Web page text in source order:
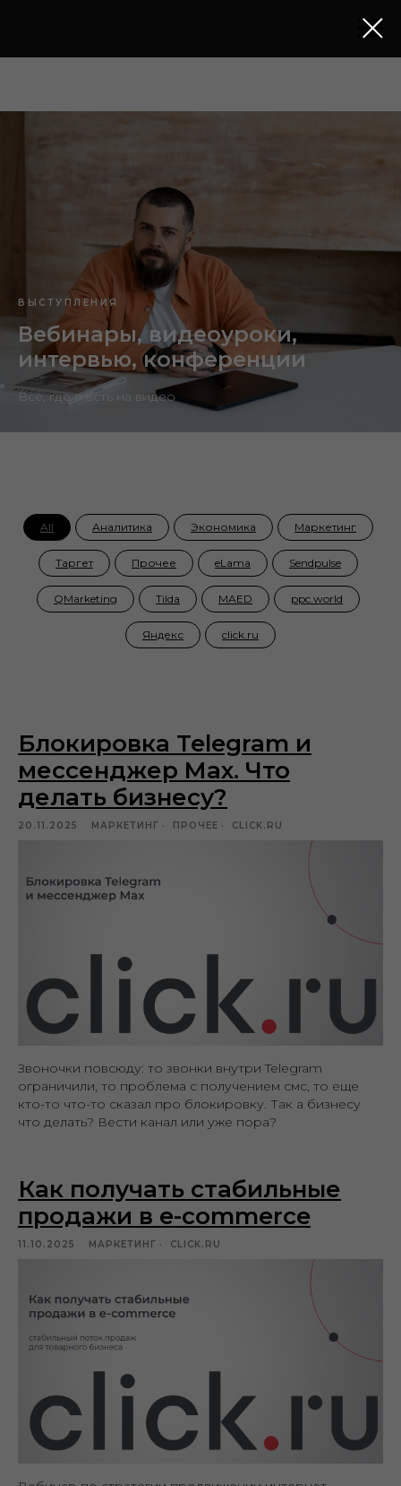
ВЫСТУПЛЕНИЯ
Вебинары, видеоуроки,
интервью, конференции
Всё, где я есть на видео
All Аналитика Экономика Маркетинг
Таргет Прочее eLama Sendpulse
QMarketing Tilda MAED ppc.world
Яндекс click.ru
Блокировка Telegram и
мессенджер Max. Что
делать бизнесу?
20.11.2025 МАРКЕТИНГ ПРОЧЕЕ CLICK.RU
Звоночки повсюду: то звонки внутри Telegram
ограничили, то проблема с получением смс, то еще
кто-то что-то сказал про блокировку. Так а бизнесу
что делать? Вести канал или уже пора?
Как получать стабильные
продажи в e-commerce
11.10.2025 МАРКЕТИНГ CLICK.RU